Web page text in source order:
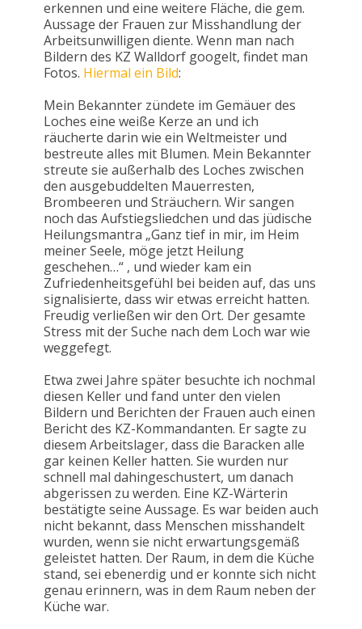
erkennen und eine weitere Fläche, die gem.
Aussage der Frauen zur Misshandlung der
Arbeitsunwilligen diente. Wenn man nach
Bildern des KZ Walldorf googelt, findet man
Fotos. Hiermal ein Bild:
Mein Bekannter zündete im Gemäuer des
Loches eine weiße Kerze an und ich
räucherte darin wie ein Weltmeister und
bestreute alles mit Blumen. Mein Bekannter
streute sie außerhalb des Loches zwischen
den ausgebuddelten Mauerresten,
Brombeeren und Sträuchern. Wir sangen
noch das Aufstiegsliedchen und das jüdische
Heilungsmantra „Ganz tief in mir, im Heim
meiner Seele, möge jetzt Heilung
geschehen…“ , und wieder kam ein
Zufriedenheitsgefühl bei beiden auf, das uns
signalisierte, dass wir etwas erreicht hatten.
Freudig verließen wir den Ort. Der gesamte
Stress mit der Suche nach dem Loch war wie
weggefegt.
Etwa zwei Jahre später besuchte ich nochmal
diesen Keller und fand unter den vielen
Bildern und Berichten der Frauen auch einen
Bericht des KZ-Kommandanten. Er sagte zu
diesem Arbeitslager, dass die Baracken alle
gar keinen Keller hatten. Sie wurden nur
schnell mal dahingeschustert, um danach
abgerissen zu werden. Eine KZ-Wärterin
bestätigte seine Aussage. Es war beiden auch
nicht bekannt, dass Menschen misshandelt
wurden, wenn sie nicht erwartungsgemäß
geleistet hatten. Der Raum, in dem die Küche
stand, sei ebenerdig und er konnte sich nicht
genau erinnern, was in dem Raum neben der
Küche war.